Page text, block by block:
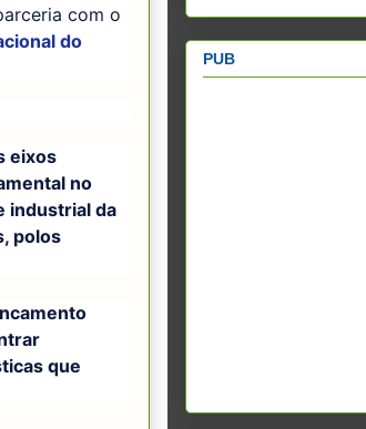
com o
do
eixos
no
industrial da
polos
que
PUB